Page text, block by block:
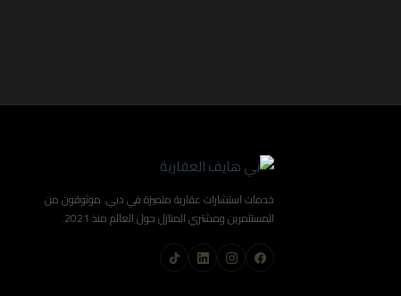
خدمات استشارات عقارية متميزة في دبي. موثوقون من
المستثمرين ومشتري المنازل حول العالم منذ 2021.